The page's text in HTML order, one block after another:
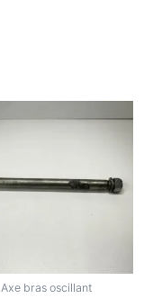
Axe bras oscillant